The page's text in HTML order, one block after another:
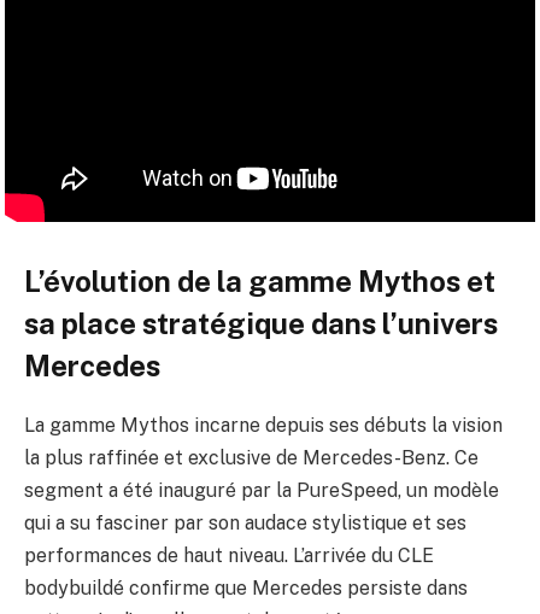
L’évolution de la gamme Mythos et
sa place stratégique dans l’univers
Mercedes
La gamme Mythos incarne depuis ses débuts la vision
la plus raffinée et exclusive de Mercedes-Benz. Ce
segment a été inauguré par la PureSpeed, un modèle
qui a su fasciner par son audace stylistique et ses
performances de haut niveau. L’arrivée du CLE
bodybuildé confirme que Mercedes persiste dans